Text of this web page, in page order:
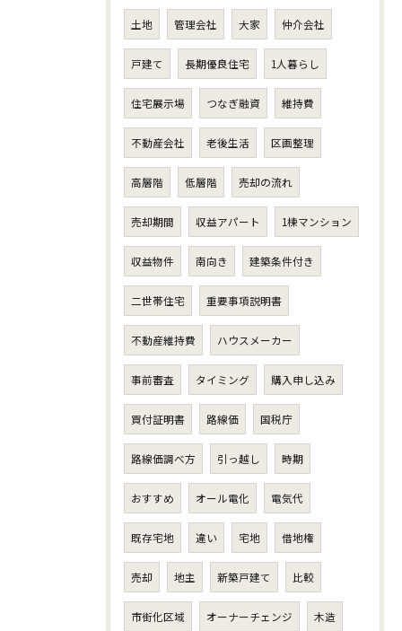
土地 管理会社 大家 仲介会社
戸建て 長期優良住宅 1人暮らし
住宅展示場 つなぎ融資 維持費
不動産会社 老後生活 区画整理
高層階 低層階 売却の流れ
売却期間 収益アパート 1棟マンション
収益物件 南向き 建築条件付き
二世帯住宅 重要事項説明書
不動産維持費 ハウスメーカー
事前審査 タイミング 購入申し込み
買付証明書 路線価 国税庁
路線価調べ方 引っ越し 時期
おすすめ オール電化 電気代
既存宅地 違い 宅地 借地権
売却 地主 新築戸建て 比較
市街化区域 オーナーチェンジ 木造